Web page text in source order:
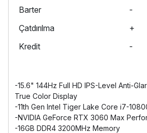
Barter
-
Çatdırılma
+
Kredit
-
-15.6" 144Hz Full HD IPS-Level Anti-
True Color Display
-11th Gen Intel Tiger Lake Core i7-
-NVIDIA GeForce RTX 3060 Max
-16GB DDR4 3200MHz Memory